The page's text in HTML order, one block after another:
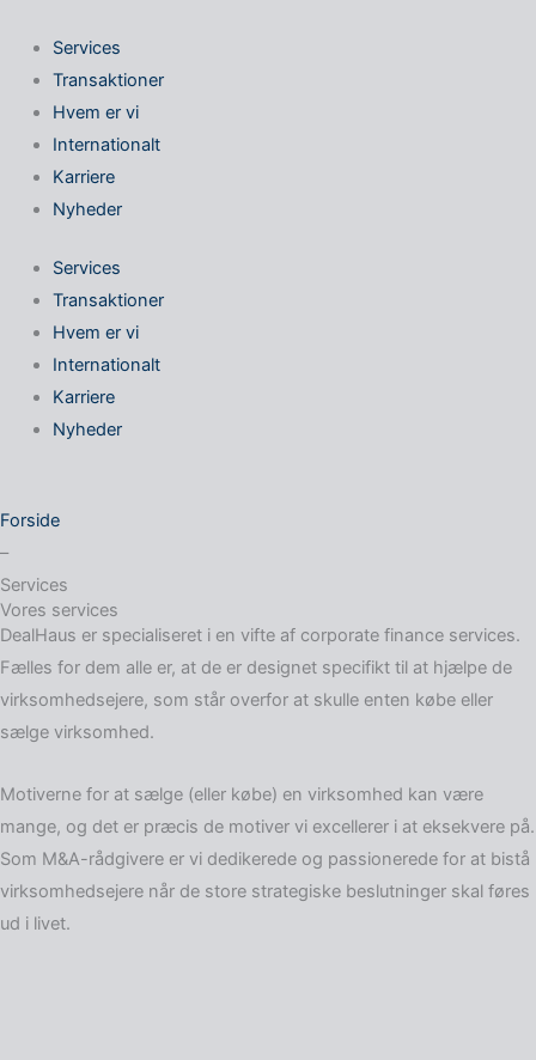
indholdet
Services
Transaktioner
Hvem er vi
Internationalt
Karriere
Nyheder
Services
Transaktioner
Hvem er vi
Internationalt
Karriere
Nyheder
Forside
–
Services
Vores services
DealHaus er specialiseret i en vifte af corporate finance services.
Fælles for dem alle er, at de er designet specifikt til at hjælpe de
virksomhedsejere, som står overfor at skulle enten købe eller
sælge virksomhed.
Motiverne for at sælge (eller købe) en virksomhed kan være
mange, og det er præcis de motiver vi excellerer i at eksekvere på.
Som M&A-rådgivere er vi dedikerede og passionerede for at bistå
virksomhedsejere når de store strategiske beslutninger skal føres
ud i livet.